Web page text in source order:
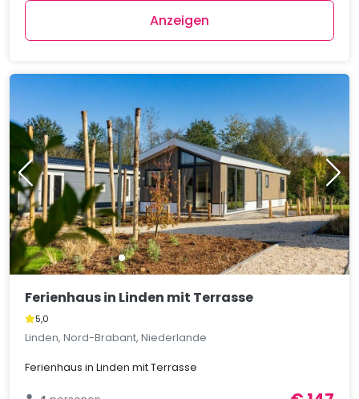
Anzeigen
Ferienhaus in Linden mit Terrasse
5,0
Linden, Nord-Brabant, Niederlande
Ferienhaus in Linden mit Terrasse